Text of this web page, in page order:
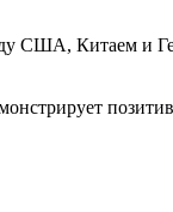
США, Китаем и